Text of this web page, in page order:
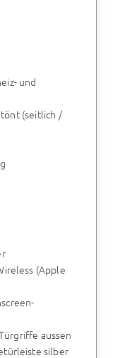
und
(seitlich /
(Apple
aussen
silber